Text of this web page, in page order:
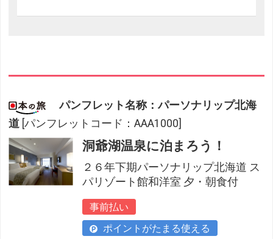
パンフレット名称：パーソナリップ北海
道 [パンフレットコード：AAA1000]
洞爺湖温泉に泊まろう！
２６年下期パーソナリップ北海道 ス
パリゾート館和洋室 夕・朝食付
事前払い
ポイントがたまる使える